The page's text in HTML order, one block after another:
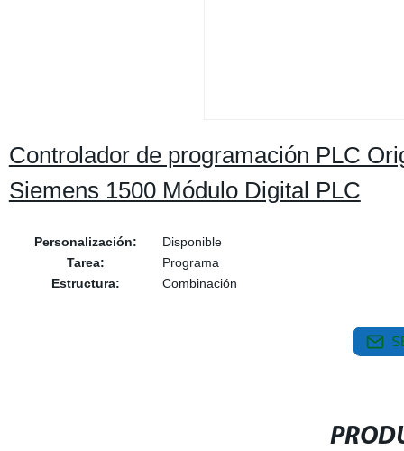
Controlador de programación PLC
Siemens 1500 Módulo Digital PLC
Personalización:
Disponible
Tarea:
Programa
Estructura:
Combinación